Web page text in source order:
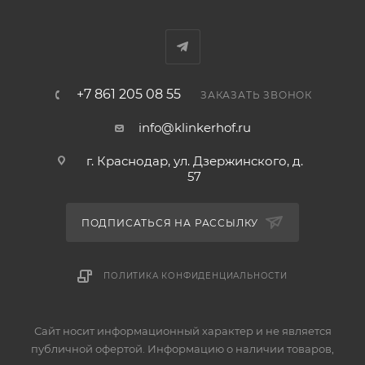
+7 861 205 08 55 ЗАКАЗАТЬ ЗВОНОК
info@klinkerhof.ru
г. Краснодар, ул. Дзержинского, д.
57
ПОДПИСАТЬСЯ НА РАССЫЛКУ
ПОЛИТИКА КОНФИДЕНЦИАЛЬНОСТИ
Сайт носит информационный характер и не является
публичной офертой. Информацию о наличии товаров,